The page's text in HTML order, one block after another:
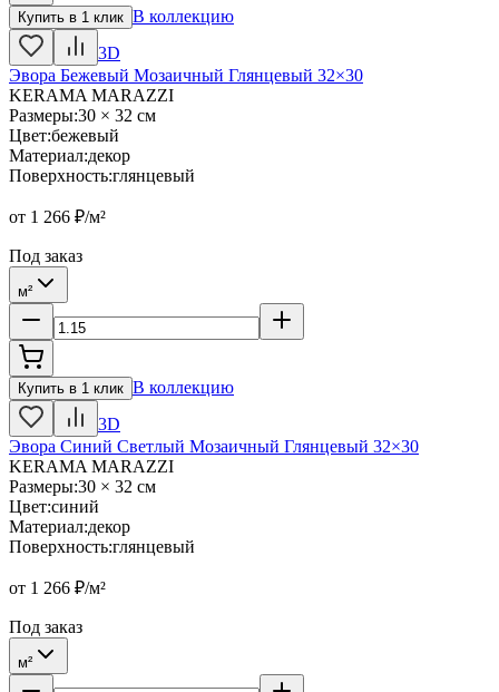
Купить в 1 клик В коллекцию
3D
Эвора Бежевый Мозаичный Глянцевый 32×30
KERAMA MARAZZI
Размеры:30 × 32 см
Цвет:бежевый
Материал:декор
Поверхность:глянцевый
от 1 266 ₽/м²
Под заказ
м²
Купить в 1 клик В коллекцию
3D
Эвора Синий Светлый Мозаичный Глянцевый 32×30
KERAMA MARAZZI
Размеры:30 × 32 см
Цвет:синий
Материал:декор
Поверхность:глянцевый
от 1 266 ₽/м²
Под заказ
м²